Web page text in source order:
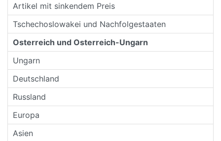
Artikel mit sinkendem Preis
Tschechoslowakei und Nachfolgestaaten
Osterreich und Osterreich-Ungarn
Ungarn
Deutschland
Russland
Europa
Asien